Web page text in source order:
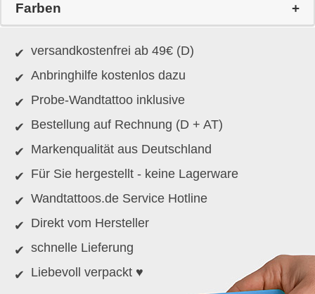
Farben
versandkostenfrei ab 49€ (D)
Anbringhilfe kostenlos dazu
Probe-Wandtattoo inklusive
Bestellung auf Rechnung (D + AT)
Markenqualität aus Deutschland
Für Sie hergestellt - keine Lagerware
Wandtattoos.de Service Hotline
Direkt vom Hersteller
schnelle Lieferung
Liebevoll verpackt ♥